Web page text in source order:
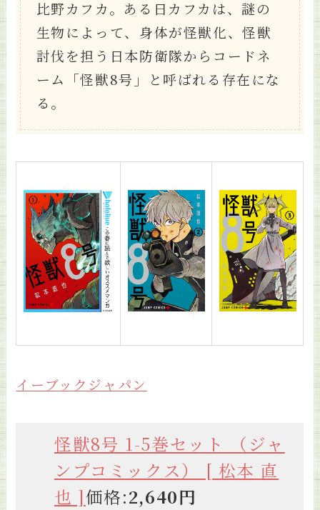
比野カフカ。ある日カフカは、謎の
生物によって、身体が怪獣化、怪獣
討伐を担う日本防衛隊からコードネ
ーム「怪獣8号」と呼ばれる存在にな
る。
イーブックジャパン
怪獣8号 1-5巻セット （ジャ
ンプコミックス） [ 松本 直
也 ]価格:2,640円